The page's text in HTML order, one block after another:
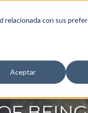
con sus
Aceptar